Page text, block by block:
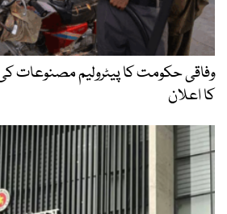
وفاقی حکومت کا پیٹرولیم مصنوعات
کا اعلان